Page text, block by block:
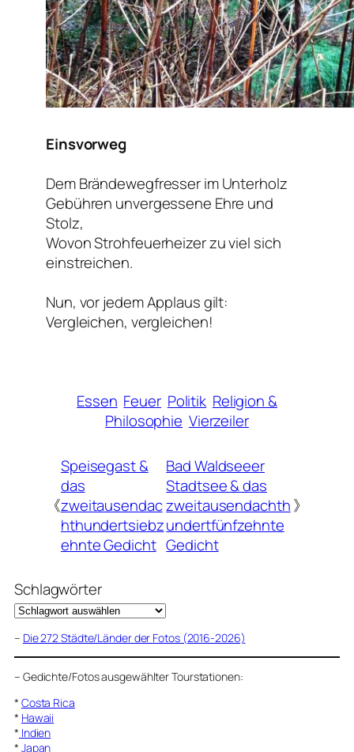
Einsvorweg
Dem Brändewegfresser im Unterholz
Gebühren unvergessene Ehre und
Stolz,
Wovon Strohfeuerheizer zu viel sich
einstreichen.
Nun, vor jedem Applaus gilt:
Vergleichen, vergleichen!
Essen Feuer Politik Religion &
Philosophie Vierzeiler
《
Speisegast &
das
zweitausendac
hthundertsiebz
ehnte Gedicht
Bad Waldseeer
Stadtsee & das
zweitausendachth
undertfünfzehnte
Gedicht
》
Schlagwörter
– Die 272 Städte/Länder der Fotos (2016-2026)
– Gedichte/Fotos ausgewählter Tourstationen:
* Costa Rica
* Hawaii
* Indien
* Japan